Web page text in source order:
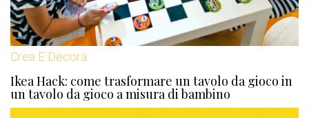
Crea E Decora
Ikea Hack: come trasformare un tavolo da gioco in
un tavolo da gioco a misura di bambino